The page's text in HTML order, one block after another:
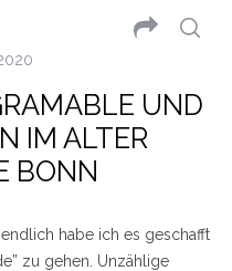
UND
IM ALTER
BONN
habe ich es geschafft
zu gehen. Unzählige